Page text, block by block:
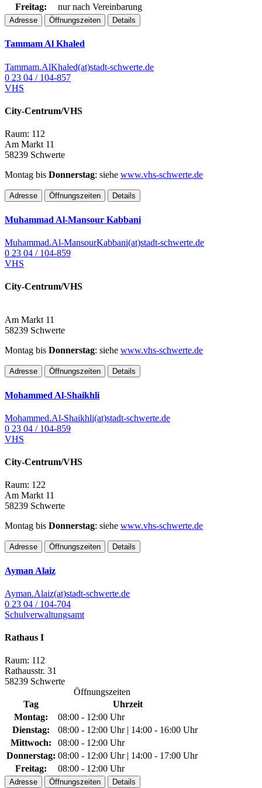
Freitag:
nur nach Vereinbarung
Adresse Öffnungszeiten Details
Tammam Al Khaled
Tammam.AlKhaled(at)stadt-schwerte.de
0 23 04 / 104-857
VHS
City-Centrum/VHS
Raum: 112
Am Markt 11
58239 Schwerte
Montag bis Donnerstag: siehe www.vhs-schwerte.de
Adresse Öffnungszeiten Details
Muhammad Al-Mansour Kabbani
Muhammad.Al-MansourKabbani(at)stadt-schwerte.de
0 23 04 / 104-859
VHS
City-Centrum/VHS
Am Markt 11
58239 Schwerte
Montag bis Donnerstag: siehe www.vhs-schwerte.de
Adresse Öffnungszeiten Details
Mohammed Al-Shaikhli
Mohammed.Al-Shaikhli(at)stadt-schwerte.de
0 23 04 / 104-859
VHS
City-Centrum/VHS
Raum: 122
Am Markt 11
58239 Schwerte
Montag bis Donnerstag: siehe www.vhs-schwerte.de
Adresse Öffnungszeiten Details
Ayman Alaiz
Ayman.Alaiz(at)stadt-schwerte.de
0 23 04 / 104-704
Schulverwaltungsamt
Rathaus I
Raum: 112
Rathausstr. 31
58239 Schwerte
Öffnungszeiten
Tag
Uhrzeit
Montag:
08:00 - 12:00 Uhr
Dienstag:
08:00 - 12:00 Uhr | 14:00 - 16:00 Uhr
Mittwoch:
08:00 - 12:00 Uhr
Donnerstag: 08:00 - 12:00 Uhr | 14:00 - 17:00 Uhr
Freitag:
08:00 - 12:00 Uhr
Adresse Öffnungszeiten Details